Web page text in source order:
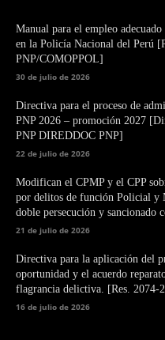
Manual para el empleo adecuado
en la Policía Nacional del Perú
PNP/COMOPPOL]
30 de julio de 2026
Directiva para el proceso de
PNP 2026 – promoción 2027
PNP DIREDDOC PNP]
22 de julio de 2026
Modifican el CPMP y el CPP
por delitos de función Policial y
doble persecución y sancionado
21 de julio de 2026
Directiva para la aplicación del
oportunidad y el acuerdo
flagrancia delictiva. [Res. 2074-
16 de julio de 2026